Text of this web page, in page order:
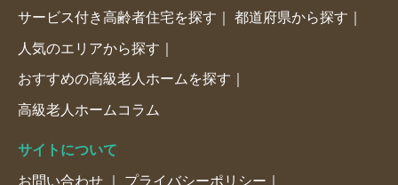
サービス付き高齢者住宅を探す 都道府県から探す
人気のエリアから探す
おすすめの高級老人ホームを探す
高級老人ホームコラム
サイトについて
お問い合わせ プライバシーポリシー